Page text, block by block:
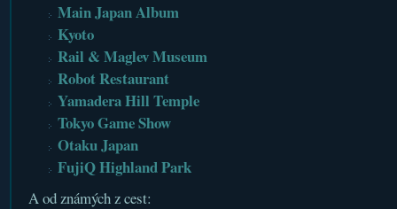
Main Japan Album
Kyoto
Rail & Maglev Museum
Robot Restaurant
Yamadera Hill Temple
Tokyo Game Show
Otaku Japan
FujiQ Highland Park
A od známých z cest: